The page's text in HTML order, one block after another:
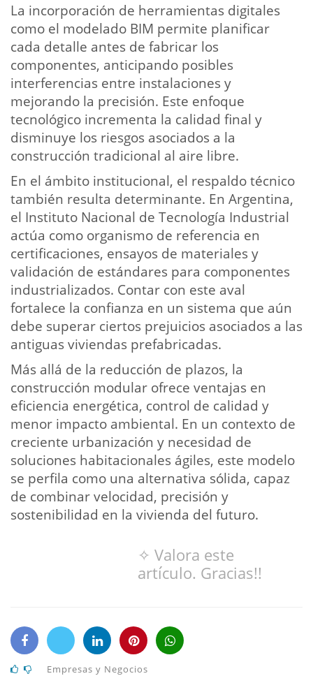
La incorporación de herramientas digitales
como el modelado BIM permite planificar
cada detalle antes de fabricar los
componentes, anticipando posibles
interferencias entre instalaciones y
mejorando la precisión. Este enfoque
tecnológico incrementa la calidad final y
disminuye los riesgos asociados a la
construcción tradicional al aire libre.
En el ámbito institucional, el respaldo técnico
también resulta determinante. En Argentina,
el Instituto Nacional de Tecnología Industrial
actúa como organismo de referencia en
certificaciones, ensayos de materiales y
validación de estándares para componentes
industrializados. Contar con este aval
fortalece la confianza en un sistema que aún
debe superar ciertos prejuicios asociados a las
antiguas viviendas prefabricadas.
Más allá de la reducción de plazos, la
construcción modular ofrece ventajas en
eficiencia energética, control de calidad y
menor impacto ambiental. En un contexto de
creciente urbanización y necesidad de
soluciones habitacionales ágiles, este modelo
se perfila como una alternativa sólida, capaz
de combinar velocidad, precisión y
sostenibilidad en la vivienda del futuro.
✧ Valora este
artículo. Gracias!!
Empresas y Negocios